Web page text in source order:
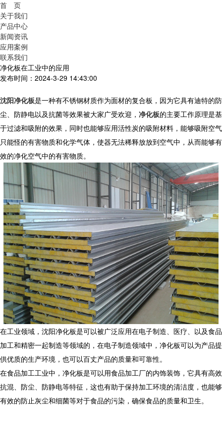
首 页
关于我们
产品中心
新闻资讯
应用案例
联系我们
净化板在工业中的应用
发布时间：2024-3-29 14:43:00
沈阳净化板是一种有不锈钢材质作为面材的复合板，因为它具有迪特的防
尘、防静电以及抗菌等效果被大家广受欢迎， 净化板的主要工作原理是基
于过滤和吸附的效果，同时也能够应用活性炭的吸附材料，能够吸附空气
只能怪的有害物质和化学气体，使器无法稀释放放到空气中，从而能够有
效的净化空气中的有害物质。
在工业领域，沈阳净化板是可以被广泛应用在电子制造、医疗、以及食品
加工和精密一起制造等领域的，在电子制造领域中，净化板可以为产品提
供优质的生产环境，也可以百丈产品的质量和可靠性。
在食品加工工业中，净化板是可以用食品加工厂的内饰装饰，它具有高效
抗混、防尘、防静电等特征，这也有助于保持加工环境的清洁度，也能够
有效的防止灰尘和细菌等对于食品的污染，确保食品的质量和卫生。